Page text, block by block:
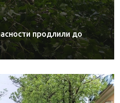
продлили до